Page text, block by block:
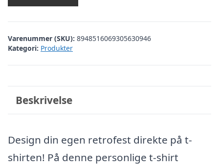
Varenummer (SKU): 8948516069305630946
Kategori: Produkter
Beskrivelse
Design din egen retrofest direkte på t-
shirten! På denne personlige t-shirt